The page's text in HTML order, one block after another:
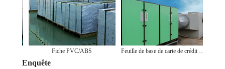
Fiche PVC/ABS Feuille de base de carte de crédit PVC
Enquête